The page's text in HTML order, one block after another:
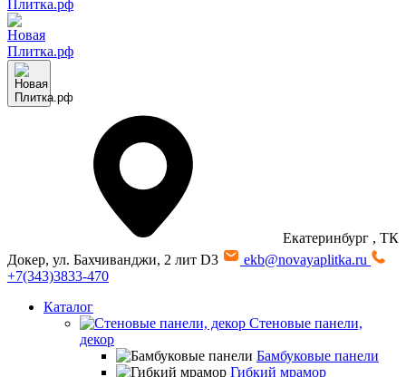
Екатеринбург , ТК
Докер, ул. Бахчиванджи, 2 лит D3
ekb@novayaplitka.ru
+7(343)3833-470
Каталог
Стеновые панели,
декор
Бамбуковые панели
Гибкий мрамор